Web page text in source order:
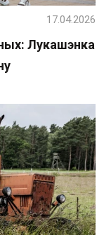
Лукашэнка
17.04.2026